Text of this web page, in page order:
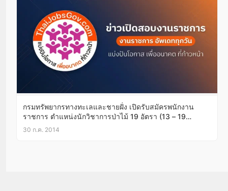
กรมทรัพยากรทางทะเลและชายฝั่ง เปิดรับสมัครพนักงาน
ราชการ ตำแหน่งนักวิชาการป่าไม้ 19 อัตรา (13 – 19
ส.ค.57)
30 ก.ค. 2014